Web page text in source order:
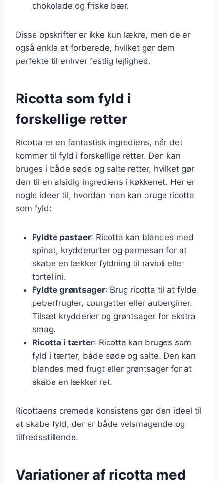
chokolade og friske bær.
Disse opskrifter er ikke kun lækre, men de er
også enkle at forberede, hvilket gør dem
perfekte til enhver festlig lejlighed.
Ricotta som fyld i
forskellige retter
Ricotta er en fantastisk ingrediens, når det
kommer til fyld i forskellige retter. Den kan
bruges i både søde og salte retter, hvilket gør
den til en alsidig ingrediens i køkkenet. Her er
nogle ideer til, hvordan man kan bruge ricotta
som fyld:
Fyldte pastaer: Ricotta kan blandes med
spinat, krydderurter og parmesan for at
skabe en lækker fyldning til ravioli eller
tortellini.
Fyldte grøntsager: Brug ricotta til at fylde
peberfrugter, courgetter eller auberginer.
Tilsæt krydderier og grøntsager for ekstra
smag.
Ricotta i tærter: Ricotta kan bruges som
fyld i tærter, både søde og salte. Den kan
blandes med frugt eller grøntsager for at
skabe en lækker ret.
Ricottaens cremede konsistens gør den ideel til
at skabe fyld, der er både velsmagende og
tilfredsstillende.
Variationer af ricotta med